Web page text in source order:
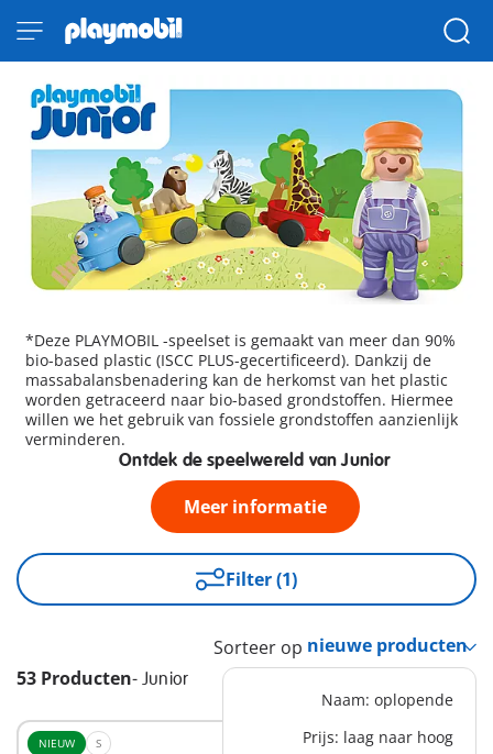
*Deze PLAYMOBIL -speelset is gemaakt van meer dan 90%
bio-based plastic (ISCC PLUS-gecertificeerd). Dankzij de
massabalansbenadering kan de herkomst van het plastic
worden getraceerd naar bio-based grondstoffen. Hiermee
willen we het gebruik van fossiele grondstoffen aanzienlijk
verminderen.
Ontdek de speelwereld van Junior
Meer informatie
Filter (1)
53 Producten- Junior
Sorteer op
Naam: oplopende
Prijs: laag naar hoog
NIEUW S NIEUW S